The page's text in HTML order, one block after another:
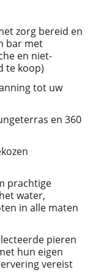
zorg bereid en
bar met
en niet-
te koop)
tot uw
en 360
prachtige
water,
in alle maten
pieren
hun eigen
vereist